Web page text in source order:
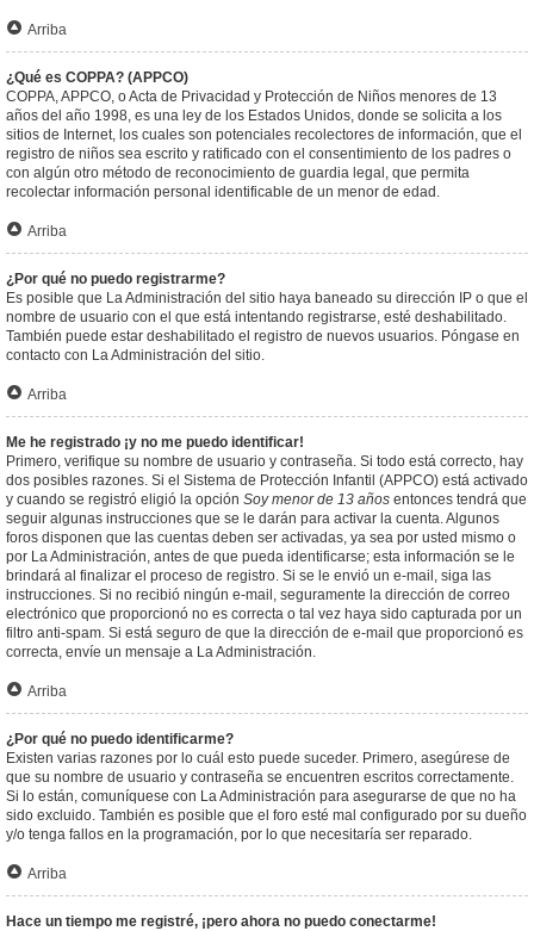
Arriba
¿Qué es COPPA? (APPCO)
COPPA, APPCO, o Acta de Privacidad y Protección de Niños menores de 13
años del año 1998, es una ley de los Estados Unidos, donde se solicita a los
sitios de Internet, los cuales son potenciales recolectores de información, que el
registro de niños sea escrito y ratificado con el consentimiento de los padres o
con algún otro método de reconocimiento de guardia legal, que permita
recolectar información personal identificable de un menor de edad.
Arriba
¿Por qué no puedo registrarme?
Es posible que La Administración del sitio haya baneado su dirección IP o que el
nombre de usuario con el que está intentando registrarse, esté deshabilitado.
También puede estar deshabilitado el registro de nuevos usuarios. Póngase en
contacto con La Administración del sitio.
Arriba
Me he registrado ¡y no me puedo identificar!
Primero, verifique su nombre de usuario y contraseña. Si todo está correcto, hay
dos posibles razones. Si el Sistema de Protección Infantil (APPCO) está activado
y cuando se registró eligió la opción Soy menor de 13 años entonces tendrá que
seguir algunas instrucciones que se le darán para activar la cuenta. Algunos
foros disponen que las cuentas deben ser activadas, ya sea por usted mismo o
por La Administración, antes de que pueda identificarse; esta información se le
brindará al finalizar el proceso de registro. Si se le envió un e-mail, siga las
instrucciones. Si no recibió ningún e-mail, seguramente la dirección de correo
electrónico que proporcionó no es correcta o tal vez haya sido capturada por un
filtro anti-spam. Si está seguro de que la dirección de e-mail que proporcionó es
correcta, envíe un mensaje a La Administración.
Arriba
¿Por qué no puedo identificarme?
Existen varias razones por lo cuál esto puede suceder. Primero, asegúrese de
que su nombre de usuario y contraseña se encuentren escritos correctamente.
Si lo están, comuníquese con La Administración para asegurarse de que no ha
sido excluido. También es posible que el foro esté mal configurado por su dueño
y/o tenga fallos en la programación, por lo que necesitaría ser reparado.
Arriba
Hace un tiempo me registré, ¡pero ahora no puedo conectarme!